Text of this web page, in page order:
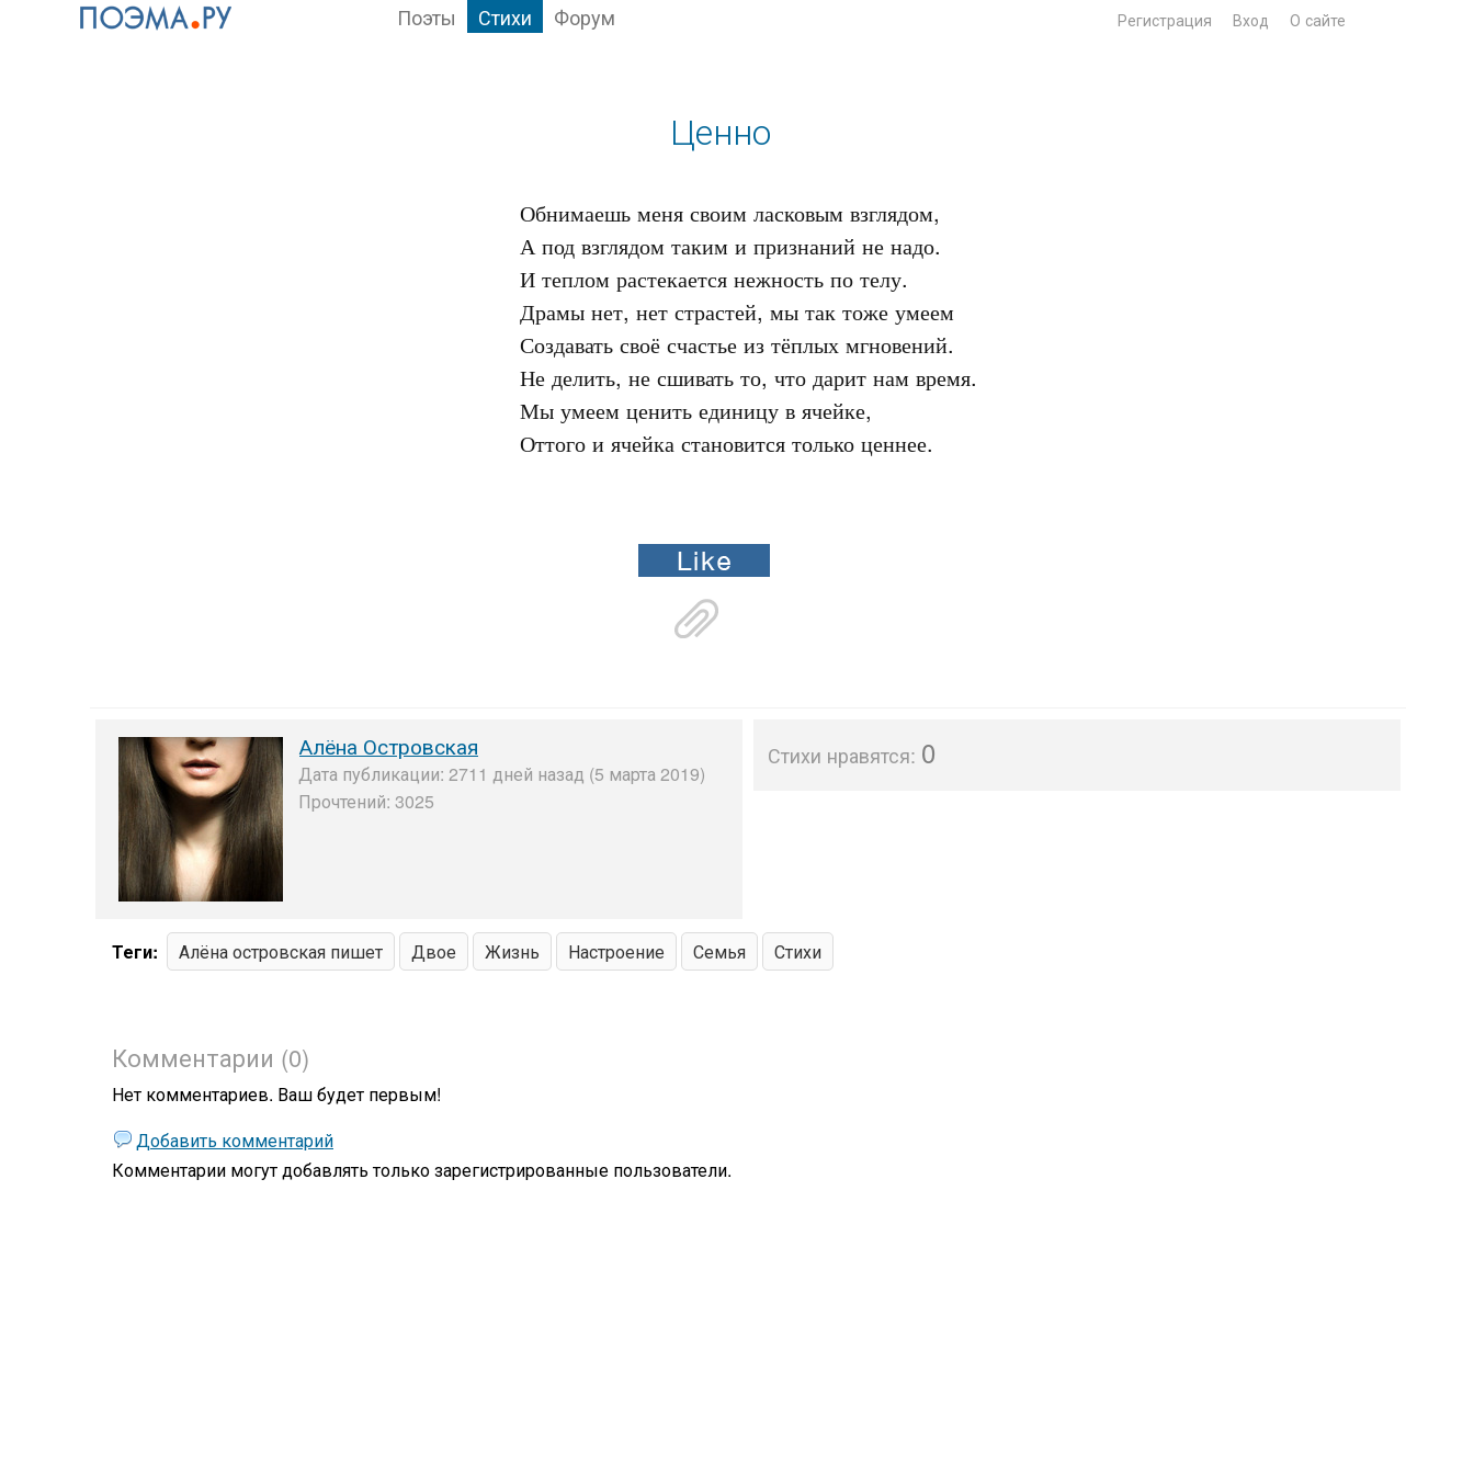
Поэты Стихи Форум Регистрация Вход О сайте
Ценно
Обнимаешь меня своим ласковым взглядом,
А под взглядом таким и признаний не надо.
И теплом растекается нежность по телу.
Драмы нет, нет страстей, мы так тоже умеем
Создавать своё счастье из тёплых мгновений.
Не делить, не сшивать то, что дарит нам время.
Мы умеем ценить единицу в ячейке,
Оттого и ячейка становится только ценнее.
Алёна Островская
Дата публикации: 2711 дней назад (5 марта 2019)
Прочтений: 3025
Стихи нравятся: 0
Теги: Алёна островская пишет Двое Жизнь Настроение Семья Стихи
Комментарии (0)
Нет комментариев. Ваш будет первым!
Добавить комментарий
Комментарии могут добавлять толькозарегистрированные пользователи.